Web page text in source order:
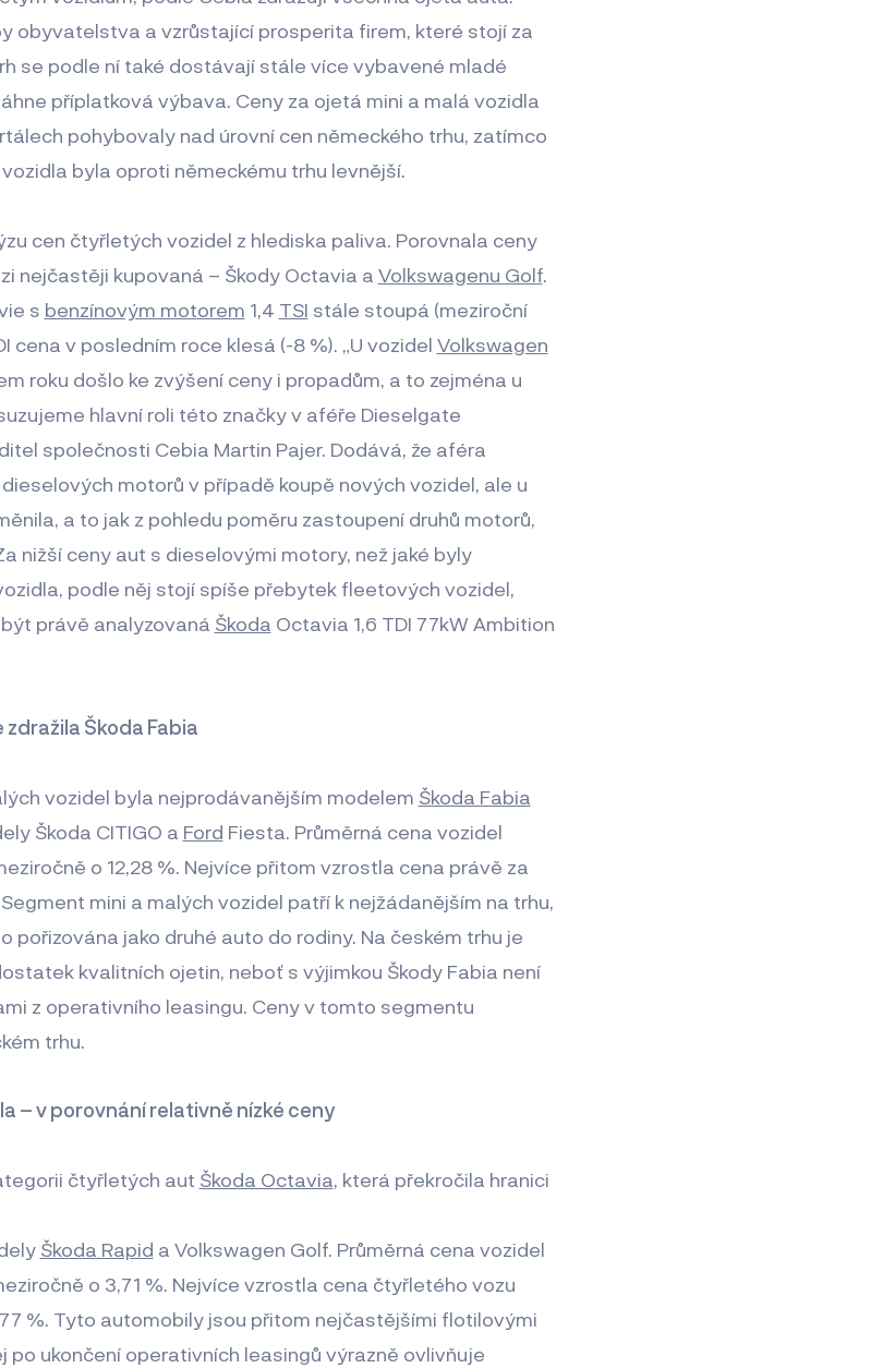
obyvatelstva a vzrůstající prosperita firem, které stojí za
se podle ní také dostávají stále více vybavené mladé
příplatková výbava. Ceny za ojetá mini a malá vozidla
pohybovaly nad úrovní cen německého trhu, zatímco
byla oproti německému trhu levnější.
cen čtyřletých vozidel z hlediska paliva. Porovnala ceny
nejčastěji kupovaná – Škody Octavia a Volkswagenu Golf.
s benzínovým motorem 1,4 TSI stále stoupá (meziroční
cena v posledním roce klesá (-8 %). „U vozidel Volkswagen
roku došlo ke zvýšení ceny i propadům, a to zejména u
hlavní roli této značky v aféře Dieselgate
společnosti Cebia Martin Pajer. Dodává, že aféra
motorů v případě koupě nových vozidel, ale u
a to jak z pohledu poměru zastoupení druhů motorů,
nižší ceny aut s dieselovými motory, než jaké byly
podle něj stojí spíše přebytek fleetových vozidel,
právě analyzovaná Škoda Octavia 1,6 TDI 77kW Ambition
Škoda Fabia
vozidel byla nejprodávanějším modelem Škoda Fabia
Škoda CITIGO a Ford Fiesta. Průměrná cena vozidel
o 12,28 %. Nejvíce přitom vzrostla cena právě za
mini a malých vozidel patří k nejžádanějším na trhu,
jako druhé auto do rodiny. Na českém trhu je
kvalitních ojetin, neboť s výjimkou Škody Fabia není
z operativního leasingu. Ceny v tomto segmentu
trhu.
– v porovnání relativně nízké ceny
čtyřletých aut Škoda Octavia, která překročila hranici
Škoda Rapid a Volkswagen Golf. Průměrná cena vozidel
o 3,71 %. Nejvíce vzrostla cena čtyřletého vozu
%. Tyto automobily jsou přitom nejčastějšími flotilovými
po ukončení operativních leasingů výrazně ovlivňuje